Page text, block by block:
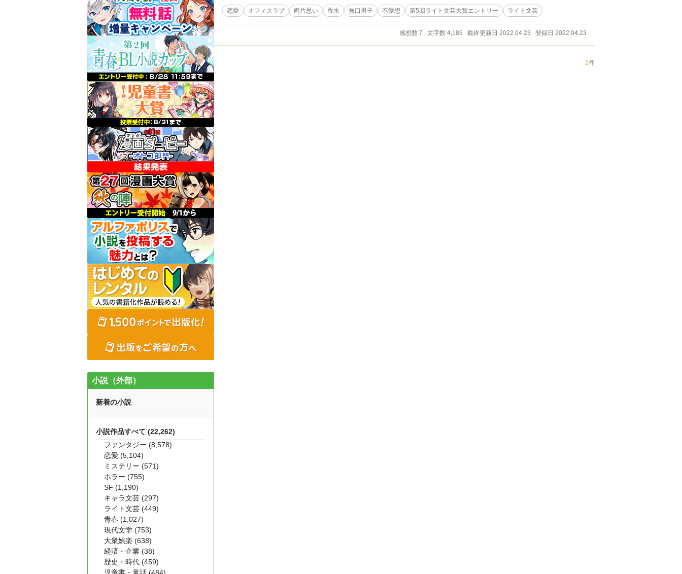
恋愛 オフィスラブ 両片思い 香水 無口男子 不愛想 第5回ライト文芸大賞エントリー ライト文芸
感想数 7 文字数 4,185 最終更新日 2022.04.23 登録日 2022.04.23
2件
小説（外部）
新着の小説
小説作品すべて (22,262)
ファンタジー (8,578)
恋愛 (5,104)
ミステリー (571)
ホラー (755)
SF (1,190)
キャラ文芸 (297)
ライト文芸 (449)
青春 (1,027)
現代文学 (753)
大衆娯楽 (638)
経済・企業 (38)
歴史・時代 (459)